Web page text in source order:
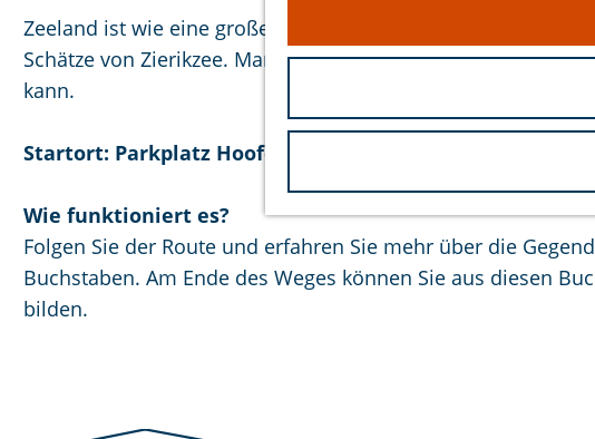
Zeeland ist wie eine große Auster mit vielen schönen
Schätze von Zierikzee. Manchmal sind sie so gut versteckt,
kann.
Startort: Parkplatz Hoofdpoortstraat, 4301 AV Zierikzee
Wie funktioniert es?
Folgen Sie der Route und erfahren Sie mehr über die
Buchstaben. Am Ende des Weges können Sie aus diesen
bilden.